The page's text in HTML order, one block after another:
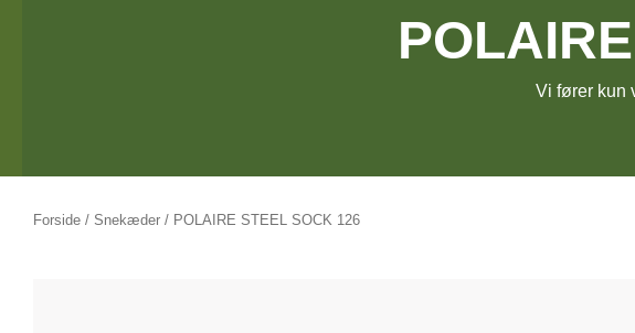
Vi fører kun
Forside / Snekæder / POLAIRE STEEL SOCK 126